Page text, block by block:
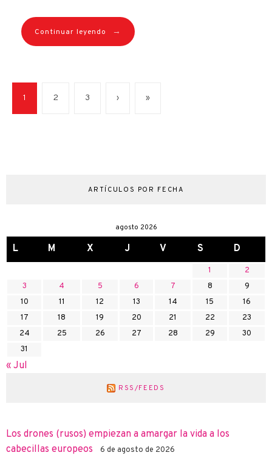
Continuar leyendo →
1 2 3 › »
ARTÍCULOS POR FECHA
agosto 2026
L M X J V S D
1
2
3
4 5 6 7 8
9
10
11 12 13 14 15
16
17
18 19 20 21 22
23
24
25 26 27 28 29
30
31
« Jul
RSS/FEEDS
Los drones (rusos) empiezan a amargar la vida a los
cabecillas europeos
6 de agosto de 2026